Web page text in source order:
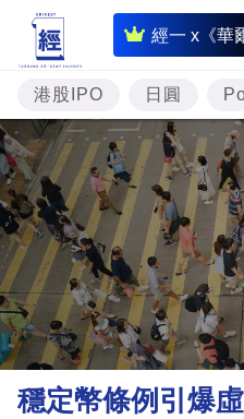
經一 x《華
即
時
財
經
專
題
投
資
樓
市
理
財
港股IPO 日圓
穩定幣條例引爆